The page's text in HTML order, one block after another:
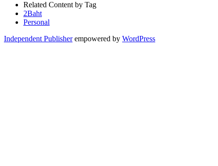
Related Content by Tag
2Baht
Personal
Independent Publisherempowered by WordPress